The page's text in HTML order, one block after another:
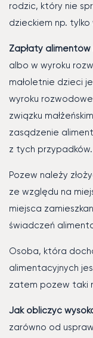
rodzic, który nie
dzieckiem np.
Zapłaty
albo w wyroku
małoletnie dzieci
wyroku
związku
zasądzenie
z tych przypadków.
Pozew należy
ze względu na
miejsca
świadczeń
Osoba, która
alimentacyjnych
zatem pozew taki
Jak obliczyć
zarówno od